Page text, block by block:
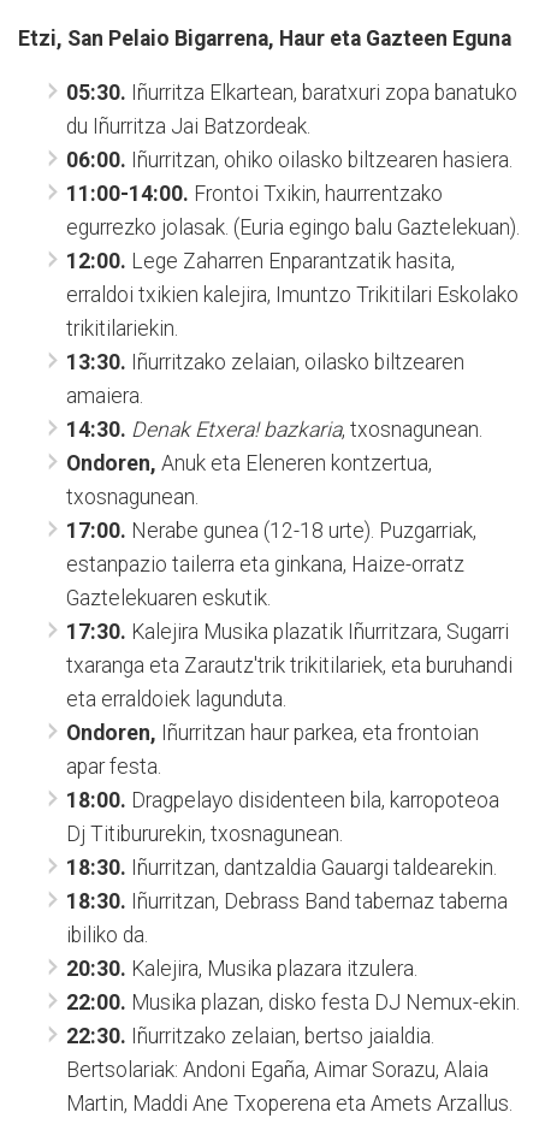
Etzi, San Pelaio Bigarrena, Haur eta Gazteen Eguna
05:30. Iñurritza Elkartean, baratxuri zopa banatuko
du Iñurritza Jai Batzordeak.
06:00. Iñurritzan, ohiko oilasko biltzearen hasiera.
11:00-14:00. Frontoi Txikin, haurrentzako
egurrezko jolasak. (Euria egingo balu Gaztelekuan).
12:00. Lege Zaharren Enparantzatik hasita,
erraldoi txikien kalejira, Imuntzo Trikitilari Eskolako
trikitilariekin.
13:30. Iñurritzako zelaian, oilasko biltzearen
amaiera.
14:30. Denak Etxera! bazkaria, txosnagunean.
Ondoren, Anuk eta Eleneren kontzertua,
txosnagunean.
17:00. Nerabe gunea (12-18 urte). Puzgarriak,
estanpazio tailerra eta ginkana, Haize-orratz
Gaztelekuaren eskutik.
17:30. Kalejira Musika plazatik Iñurritzara, Sugarri
txaranga eta Zarautz'trik trikitilariek, eta buruhandi
eta erraldoiek lagunduta.
Ondoren, Iñurritzan haur parkea, eta frontoian
apar festa.
18:00. Dragpelayo disidenteen bila, karropoteoa
Dj Titibururekin, txosnagunean.
18:30. Iñurritzan, dantzaldia Gauargi taldearekin.
18:30. Iñurritzan, Debrass Band tabernaz taberna
ibiliko da.
20:30. Kalejira, Musika plazara itzulera.
22:00. Musika plazan, disko festa DJ Nemux-ekin.
22:30. Iñurritzako zelaian, bertso jaialdia.
Bertsolariak: Andoni Egaña, Aimar Sorazu, Alaia
Martin, Maddi Ane Txoperena eta Amets Arzallus.